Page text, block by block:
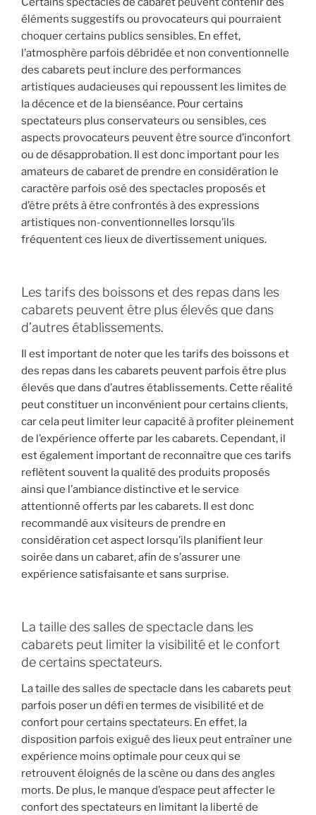
éléments suggestifs ou provocateurs qui pourraient
choquer certains publics sensibles. En effet,
l’atmosphère parfois débridée et non conventionnelle
des cabarets peut inclure des performances
artistiques audacieuses qui repoussent les limites de
la décence et de la bienséance. Pour certains
spectateurs plus conservateurs ou sensibles, ces
aspects provocateurs peuvent être source d’inconfort
ou de désapprobation. Il est donc important pour les
amateurs de cabaret de prendre en considération le
caractère parfois osé des spectacles proposés et
d’être prêts à être confrontés à des expressions
artistiques non-conventionnelles lorsqu’ils
fréquentent ces lieux de divertissement uniques.
Les tarifs des boissons et des repas dans les
cabarets peuvent être plus élevés que dans
d’autres établissements.
Il est important de noter que les tarifs des boissons et
des repas dans les cabarets peuvent parfois être plus
élevés que dans d’autres établissements. Cette réalité
peut constituer un inconvénient pour certains clients,
car cela peut limiter leur capacité à profiter pleinement
de l’expérience offerte par les cabarets. Cependant, il
est également important de reconnaître que ces tarifs
reflètent souvent la qualité des produits proposés
ainsi que l’ambiance distinctive et le service
attentionné offerts par les cabarets. Il est donc
recommandé aux visiteurs de prendre en
considération cet aspect lorsqu’ils planifient leur
soirée dans un cabaret, afin de s’assurer une
expérience satisfaisante et sans surprise.
La taille des salles de spectacle dans les
cabarets peut limiter la visibilité et le confort
de certains spectateurs.
La taille des salles de spectacle dans les cabarets peut
parfois poser un défi en termes de visibilité et de
confort pour certains spectateurs. En effet, la
disposition parfois exiguë des lieux peut entraîner une
expérience moins optimale pour ceux qui se
retrouvent éloignés de la scène ou dans des angles
morts. De plus, le manque d’espace peut affecter le
confort des spectateurs en limitant la liberté de